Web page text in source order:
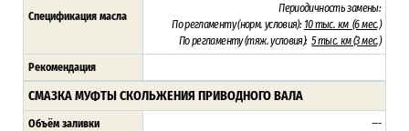
Спецификация масла
Периодичность замены:
По регламенту (норм. условия): 10 тыс. км (6 мес.)
По регламенту (тяж. условия): 5тыс. км (3 мес.)
Рекомендация
СМАЗКА МУФТЫ СКОЛЬЖЕНИЯ ПРИВОДНОГО ВАЛА
Объём заливки ---